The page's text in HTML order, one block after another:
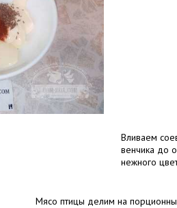
Вливаем
венчика до
нежного
Мясо птицы делим на